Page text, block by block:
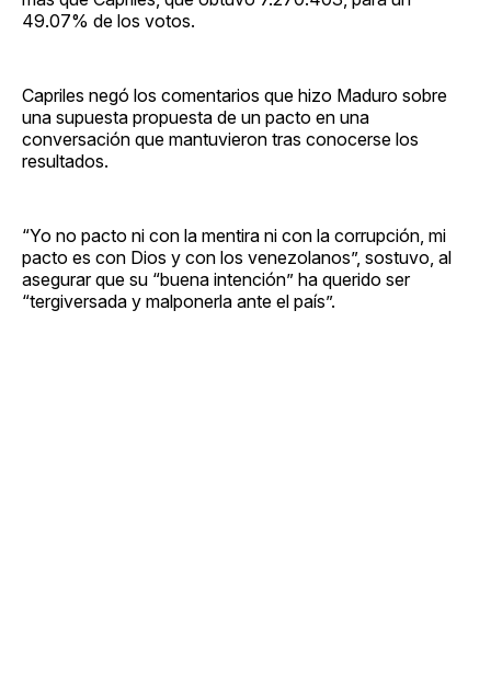
49.07% de los votos.
Capriles negó los comentarios que hizo Maduro sobre
una supuesta propuesta de un pacto en una
conversación que mantuvieron tras conocerse los
resultados.
“Yo no pacto ni con la mentira ni con la corrupción, mi
pacto es con Dios y con los venezolanos”, sostuvo, al
asegurar que su “buena intención” ha querido ser
“tergiversada y malponerla ante el país”.